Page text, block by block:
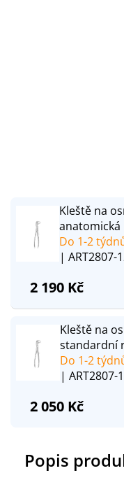
Popis
Kleště na
Do 1-2
| ART2807-
2 190 Kč
Kleště na
standardní
Do 1-2
| ART2807-
2 050 Kč